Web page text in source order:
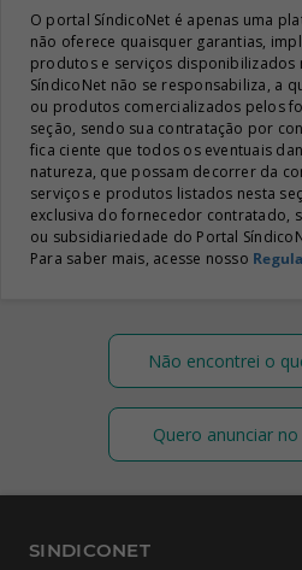
O portal SíndicoNet é apenas uma
não oferece quaisquer garantias,
produtos e serviços disponibilizados
SíndicoNet não se responsabiliza, a
ou produtos comercializados pelos
seção, sendo sua contratação por
fica ciente que todos os eventuais
natureza, que possam decorrer da
serviços e produtos listados nesta
exclusiva do fornecedor contratado,
ou subsidiariedade do Portal
Para saber mais, acesse nosso
Não encontrei o
Quero anunciar
SINDICONET